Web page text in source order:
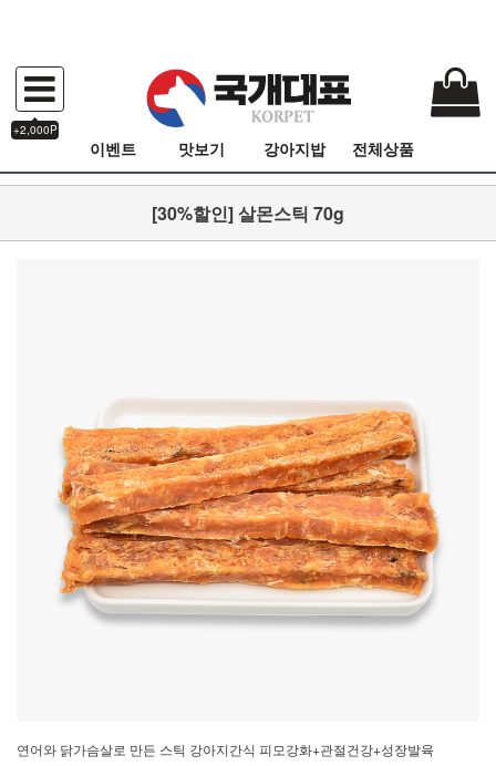
+2,000P
이벤트 맛보기 강아지밥 전체상품
[30%할인] 살몬스틱 70g
연어와 닭가슴살로 만든 스틱 강아지간식 피모강화+관절건강+성장발육